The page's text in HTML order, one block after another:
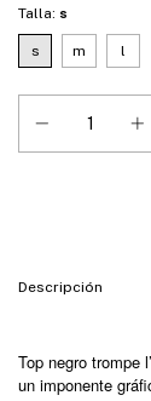
Talla: s
s m l
Descripción
Top negro trompe
un imponente